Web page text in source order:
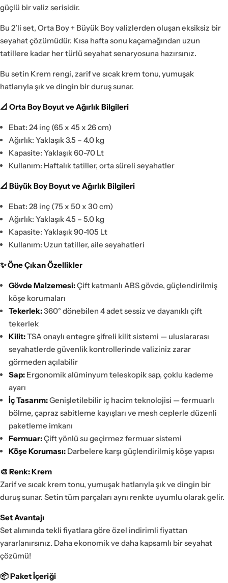
güçlü bir valiz serisidir.
Bu 2’li set, Orta Boy + Büyük Boy valizlerden oluşan eksiksiz bir
seyahat çözümüdür. Kısa hafta sonu kaçamağından uzun
tatillere kadar her türlü seyahat senaryosuna hazırsınız.
Bu setin Krem rengi, zarif ve sıcak krem tonu, yumuşak
hatlarıyla şık ve dingin bir duruş sunar.
📐 Orta Boy Boyut ve Ağırlık Bilgileri
Ebat: 24 inç (65 x 45 x 26 cm)
Ağırlık: Yaklaşık 3.5 – 4.0 kg
Kapasite: Yaklaşık 60-70 Lt
Kullanım: Haftalık tatiller, orta süreli seyahatler
📐 Büyük Boy Boyut ve Ağırlık Bilgileri
Ebat: 28 inç (75 x 50 x 30 cm)
Ağırlık: Yaklaşık 4.5 – 5.0 kg
Kapasite: Yaklaşık 90-105 Lt
Kullanım: Uzun tatiller, aile seyahatleri
✨ Öne Çıkan Özellikler
Gövde Malzemesi:Çift katmanlı ABS gövde, güçlendirilmiş
köşe korumaları
Tekerlek:360° dönebilen 4 adet sessiz ve dayanıklı çift
tekerlek
Kilit:TSA onaylı entegre şifreli kilit sistemi — uluslararası
seyahatlerde güvenlik kontrollerinde valiziniz zarar
görmeden açılabilir
Sap: Ergonomik alüminyum teleskopik sap, çoklu kademe
ayarı
İç Tasarım:Genişletilebilir iç hacim teknolojisi — fermuarlı
bölme, çapraz sabitleme kayışları ve mesh ceplerle düzenli
paketleme imkanı
Fermuar:Çift yönlü su geçirmez fermuar sistemi
Köşe Koruması: Darbelere karşı güçlendirilmiş köşe yapısı
🎨 Renk: Krem
Zarif ve sıcak krem tonu, yumuşak hatlarıyla şık ve dingin bir
duruş sunar. Setin tüm parçaları aynı renkte uyumlu olarak gelir.
Set Avantajı
Set alımında tekli fiyatlara göre özel indirimli fiyattan
yararlanırsınız. Daha ekonomik ve daha kapsamlı bir seyahat
çözümü!
📦 Paket İçeriği